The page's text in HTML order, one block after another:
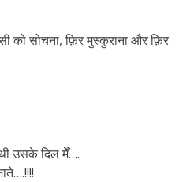
को सोचना, फ़िर मुस्कुराना और फ़िर
उसके दिल मेँ….